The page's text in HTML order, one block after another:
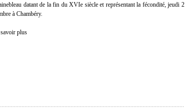
datant de la fin du XVIe siècle et représentant la fécondité, jeudi 2
à Chambéry.
plus